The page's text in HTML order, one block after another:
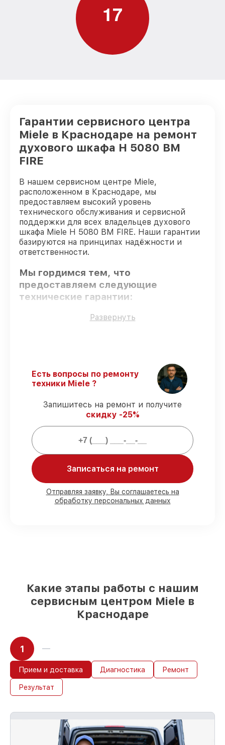
17
Гарантии сервисного центра
Miele в Краснодаре на ремонт
духового шкафа H 5080 BM
FIRE
В нашем сервисном центре Miele,
расположенном в Краснодаре, мы
предоставляем высокий уровень
технического обслуживания и сервисной
поддержки для всех владельцев духового
шкафа Miele H 5080 BM FIRE. Наши гарантии
базируются на принципах надёжности и
ответственности.
Мы гордимся тем, что
предоставляем следующие
технические гарантии:
специалисты с опытом и сертификацией.
Соблюдение сроков починки–
гарантируем завершение работ без
Гарантийное обслуживание–
предоставляем официальное
гарантийное сопровождение после
Мы гарантируем:
80%работ с возможностью наблюдения
90%комплектующих для духовых
обслуживание началось сразу
Развернуть
Есть вопросы по ремонту
техники Miele ?
Запишитесь на ремонт и получите
скидку -25%
Записаться на ремонт
Отправляя заявку, Вы соглашаетесь на
обработку персональных данных
Какие этапы работы с нашим
сервисным центром Miele в
Краснодаре
1
Прием и доставка Диагностика Ремонт
Результат